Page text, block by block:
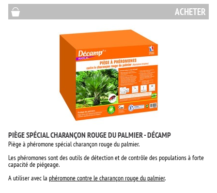
ACHETER
PIÈGE SPÉCIAL CHARANÇON ROUGE DU PALMIER - DÉCAMP
Piège à phéromone spécial charançon rouge du palmier.
Les phéromones sont des outils de détection et de contrôle des populations à forte
capacité de piégeage.
A utiliser avec la phéromone contre le charançon rouge du palmier.